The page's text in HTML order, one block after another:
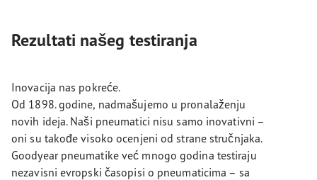
Rezultati našeg testiranja
Inovacija nas pokreće.
Od 1898. godine, nadmašujemo u pronalaženju
novih ideja. Naši pneumatici nisu samo inovativni –
oni su takođe visoko ocenjeni od strane stručnjaka.
Goodyear pneumatike već mnogo godina testiraju
nezavisni evropski časopisi o pneumaticima – sa